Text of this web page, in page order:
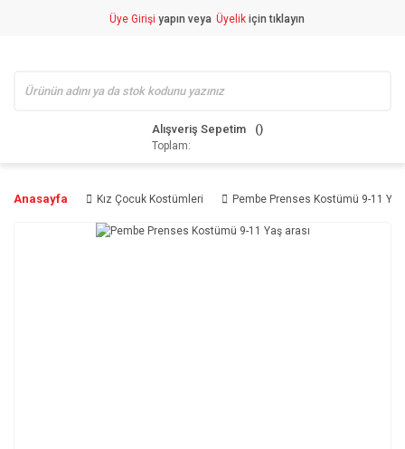
Üye Girişi yapın veya Üyelik için tıklayın
Alışveriş Sepetim
Toplam:
Anasayfa Kız Çocuk Kostümleri Pembe Prenses Kostümü 9-11 Yaş